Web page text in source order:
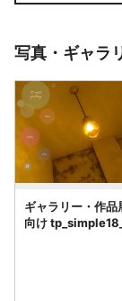
写真・ギャラ
ギャラリー・作品
向け